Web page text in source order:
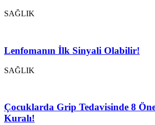
SAĞLIK
Lenfomanın İlk Sinyali Olabilir!
SAĞLIK
Çocuklarda Grip Tedavisinde 8
Kuralı!